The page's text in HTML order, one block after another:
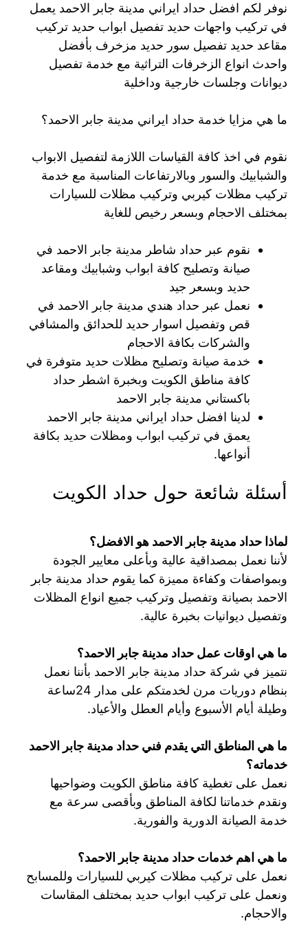
نوفر لكم افضل حداد ايراني مدينة جابر الاحمد يعمل
في تركيب واجهات حديد تفصيل ابواب حديد تركيب
مقاعد حديد تفصيل سور حديد مزخرف بأفضل
واحدث انواع الزخرفات التراثية مع خدمة تفصيل
ديوانات وجلسات خارجية وداخلية
ما هي مزايا خدمة حداد ايراني مدينة جابر الاحمد؟
نقوم في اخذ كافة القياسات اللازمة لتفصيل الابواب
والشبابيك والسور وبالارتفاعات المناسبة مع خدمة
تركيب مظلات كيربي وتركيب مظلات للسيارات
بمختلف الاحجام وبسعر رخيص للغاية
نقوم عبر حداد شاطر مدينة جابر الاحمد في
صيانة وتصليح كافة ابواب وشبابيك ومقاعد
حديد وبسعر جيد
نعمل عبر حداد هندي مدينة جابر الاحمد في
قص وتفصيل اسوار حديد للحدائق والمشافي
والشركات بكافة الاحجام
خدمة صيانة وتصليح مظلات حديد متوفرة في
كافة مناطق الكويت وبخبرة اشطر حداد
باكستاني مدينة جابر الاحمد
لدينا افضل حداد ايراني مدينة جابر الاحمد
يعمق في تركيب ابواب ومظلات حديد بكافة
أنواعها.
أسئلة شائعة حول حداد الكويت
لماذا حداد مدينة جابر الاحمد هو الافضل؟
لأننا نعمل بمصداقية عالية وبأعلى معايير الجودة
وبمواصفات وكفاءة مميزة كما يقوم حداد مدينة جابر
الاحمد بصيانة وتفصيل وتركيب جميع انواع المظلات
وتفصيل ديوانيات بخبرة عالية.
ما هي اوقات عمل حداد مدينة جابر الاحمد؟
نتميز في شركة حداد مدينة جابر الاحمد بأننا نعمل
بنظام دوريات مرن لخدمتكم على مدار 24ساعة
وطيلة أيام الأسبوع وأيام العطل والأعياد.
ما هي المناطق التي يقدم فني حداد مدينة جابر الاحمد
خدماته؟
نعمل على تغطية كافة مناطق الكويت وضواحيها
ونقدم خدماتنا لكافة المناطق وبأقصى سرعة مع
خدمة الصيانة الدورية والفورية.
ما هي اهم خدمات حداد مدينة جابر الاحمد؟
نعمل على تركيب مظلات كيربي للسيارات وللمسابح
ونعمل على تركيب ابواب حديد بمختلف المقاسات
والاحجام.